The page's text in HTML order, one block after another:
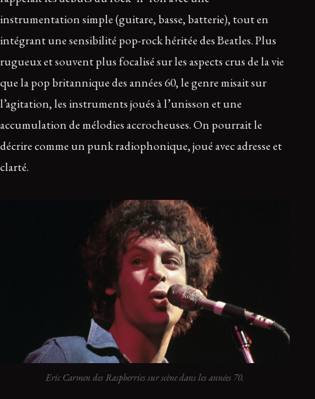
instrumentation simple (guitare, basse, batterie), tout en
intégrant une sensibilité pop-rock héritée des Beatles. Plus
rugueux et souvent plus focalisé sur les aspects crus de la vie
que la pop britannique des années 60, le genre misait sur
l’agitation, les instruments joués à l’unisson et une
accumulation de mélodies accrocheuses. On pourrait le
décrire comme un punk radiophonique, joué avec adresse et
clarté.
Eric Carmen des Raspberries sur scène dans les années 70.